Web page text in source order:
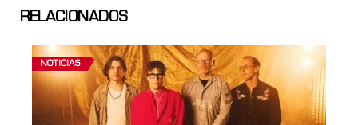
RELACIONADOS
NOTICIAS